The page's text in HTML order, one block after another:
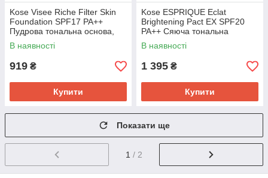
Kose Visee Riche Filter Skin
Foundation SPF17 PA++
Пудрова тональна основа,
змінний блок, ОС-405, 10 г
В наявності
919 ₴
Купити
Kose ESPRIQUE Eclat
Brightening Pact EX SPF20
PA++ Сяюча тональна
основа, рефіл, PO205e
Рожева охра, 9,3 г
В наявності
1 395 ₴
Купити
Показати ще
1 / 2